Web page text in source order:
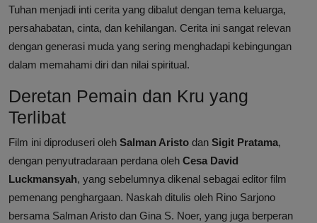
Tuhan menjadi inti cerita yang dibalut dengan tema keluarga,
persahabatan, cinta, dan kehilangan. Cerita ini sangat relevan
dengan generasi muda yang sering menghadapi kebingungan
dalam memahami diri dan nilai spiritual.
Deretan Pemain dan Kru yang
Terlibat
Film ini diproduseri oleh Salman Aristo dan Sigit Pratama,
dengan penyutradaraan perdana oleh Cesa David
Luckmansyah, yang sebelumnya dikenal sebagai editor film
pemenang penghargaan. Naskah ditulis oleh Rino Sarjono
bersama Salman Aristo dan Gina S. Noer, yang juga berperan